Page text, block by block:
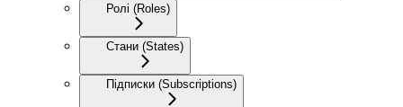
Ролі (Roles)
Стани (States)
Підписки (Subscriptions)